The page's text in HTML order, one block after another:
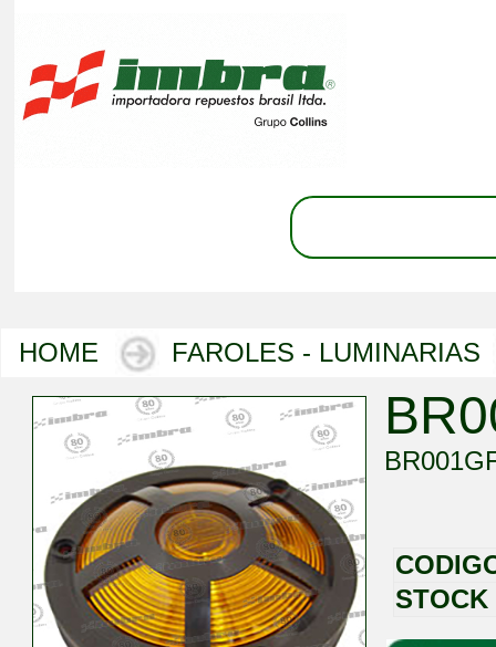
HOME FAROLES - LUMINARIAS
STOCK